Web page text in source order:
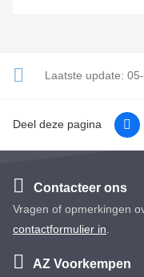
Laatste update:
Deel deze pagina
Contacteer ons
Vragen of opmerkingen
contactformulier in
AZ Voorkempen